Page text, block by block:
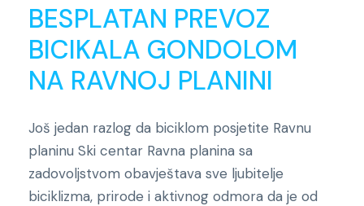
BESPLATAN PREVOZ
BICIKALA GONDOLOM
NA RAVNOJ PLANINI
Još jedan razlog da biciklom posjetite Ravnu
planinu Ski centar Ravna planina sa
zadovoljstvom obavještava sve ljubitelje
biciklizma, prirode i aktivnog odmora da je od